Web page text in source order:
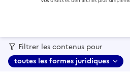
Filtrer les contenus pour
toutes les formes juridiques